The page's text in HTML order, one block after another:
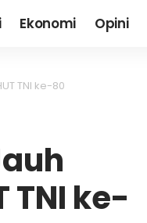
Ekonomi Opini
TNI ke-80
TNI ke-